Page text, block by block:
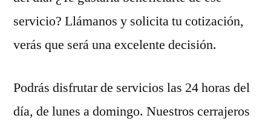
servicio? Llámanos y solicita tu cotización,
verás que será una excelente decisión.
Podrás disfrutar de servicios las 24 horas del
día, de lunes a domingo. Nuestros cerrajeros